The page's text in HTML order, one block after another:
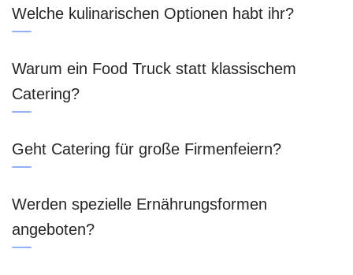
Welche kulinarischen Optionen habt ihr?
Warum ein Food Truck statt klassischem
Catering?
Geht Catering für große Firmenfeiern?
Werden spezielle Ernährungsformen
angeboten?